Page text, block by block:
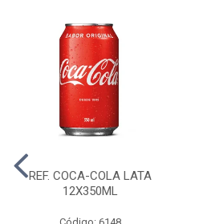
REF. COCA-COLA LATA
12X350ML